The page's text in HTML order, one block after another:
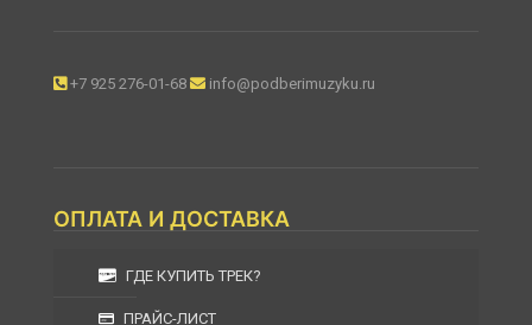
+7 925 276-01-68 info@podberimuzyku.ru
ОПЛАТА И ДОСТАВКА
ГДЕ КУПИТЬ ТРЕК?
ПРАЙС-ЛИСТ